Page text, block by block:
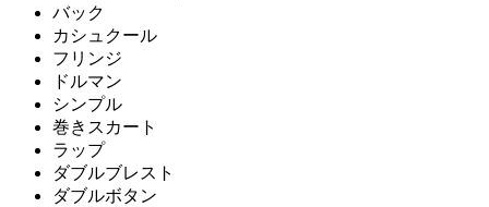
バック
カシュクール
フリンジ
ドルマン
シンプル
巻きスカート
ラップ
ダブルブレスト
ダブルボタン